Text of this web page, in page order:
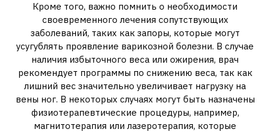
Кроме того, важно помнить о необходимости
своевременного лечения сопутствующих
заболеваний, таких как запоры, которые могут
усугублять проявление варикозной болезни. В случае
наличия избыточного веса или ожирения, врач
рекомендует программы по снижению веса, так как
лишний вес значительно увеличивает нагрузку на
вены ног. В некоторых случаях могут быть назначены
физиотерапевтические процедуры, например,
магнитотерапия или лазеротерапия, которые